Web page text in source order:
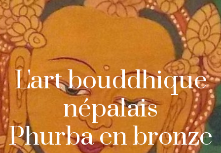
L'art bouddhique
népalais
Phurba en bronze